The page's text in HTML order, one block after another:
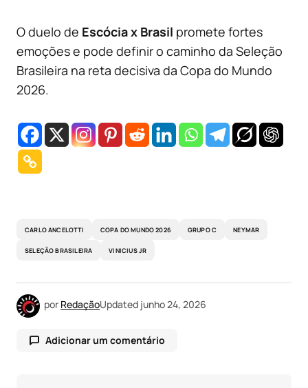
O duelo de Escócia x Brasil promete fortes
emoções e pode definir o caminho da Seleção
Brasileira na reta decisiva da Copa do Mundo
2026.
CARLO ANCELOTTI COPA DO MUNDO 2026 GRUPO C NEYMAR
SELEÇÃO BRASILEIRA VINICIUS JR
por RedaçãoUpdated junho 24, 2026
Adicionar um comentário